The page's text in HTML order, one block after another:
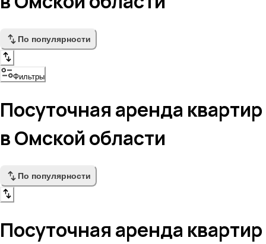
По популярности
Фильтры
Посуточная аренда квартир
в Омской области
По популярности
Посуточная аренда квартир